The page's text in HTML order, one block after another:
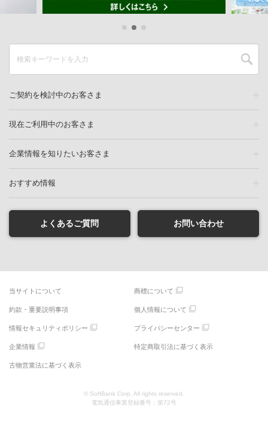
ご契約を検討中のお客さま
現在ご利用中のお客さま
企業情報を知りたいお客さま
おすすめ情報
よくあるご質問 お問い合わせ
当サイトについて 商標について
約款・重要説明事項 個人情報について
情報セキュリティポリシー プライバシーセンター
企業情報 特定商取引法に基づく表示
古物営業法に基づく表示
© SoftBank Corp. All rights reserved.
電気通信事業登録番号：第72号